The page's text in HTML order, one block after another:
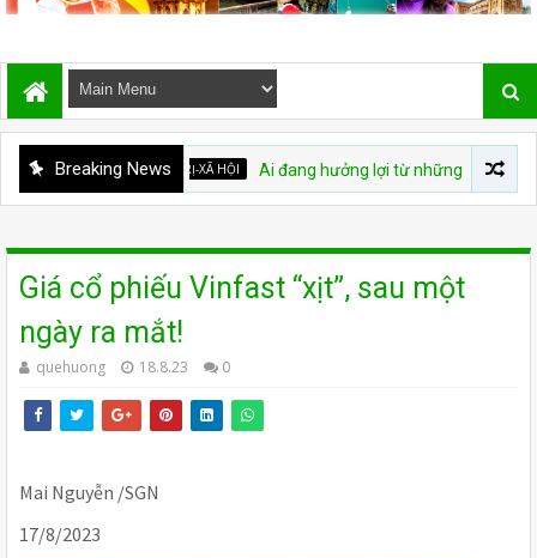
Breaking News
CHÍNH TRỊ-XÃ HỘI Ai đang hưởng lợi từ những cuộc đấu tố ở Việt
Giá cổ phiếu Vinfast “xịt”, sau một
ngày ra mắt!
quehuong 18.8.23 0
Mai Nguyễn /SGN
17/8/2023